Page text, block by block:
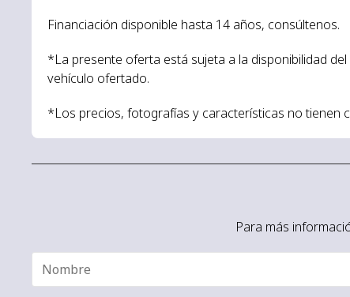
Financiación disponible hasta 14 años, consúltenos.
*La presente oferta está sujeta a la disponibilidad
vehículo ofertado.
*Los precios, fotografías y características no
Para más